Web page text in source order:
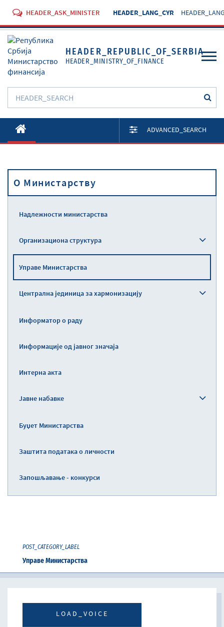
HEADER_ASK_MINISTER HEADER_LANG_CYR
HEADER_REPUBLIC_OF_SERBIA
HEADER_MINISTRY_OF_FINANCE
O Министарству
Активности
Прописи
ADVANCED_SEARCH
O Министарству
Надлежности министарства
Организациона структура
Управе Министарства
Централна јединица за хармонизацију
Информатор о раду
Информације од јавног значаја
Интерна акта
Јавне набавке
Буџет Министарства
Заштита података о личности
Запошљавање - конкурси
POST_CATEGORY_LABEL
Управе Министарства
LOAD_VOICE